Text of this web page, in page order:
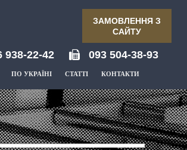
ЗАМОВЛЕННЯ З
САЙТУ
938-22-42 093 504-38-93
ПО УКРАЇНІ СТАТТІ КОНТАКТИ